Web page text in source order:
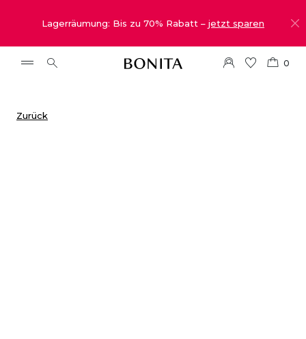
Lagerräumung: Bis zu 70% Rabatt – jetzt sparen
0
Zurück